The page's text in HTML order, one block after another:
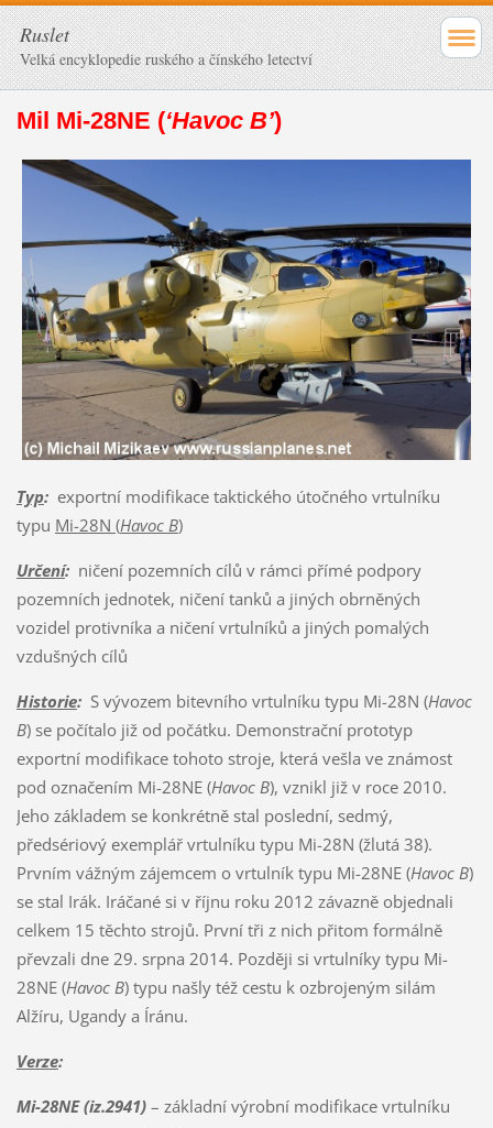
Ruslet
Velká encyklopedie ruského a čínského letectví
Mil Mi-28NE (‘Havoc B’)
Typ:exportní modifikace taktického útočného vrtulníku
typu Mi-28N (Havoc B)
Určení:ničení pozemních cílů v rámci přímé podpory
pozemních jednotek, ničení tanků a jiných obrněných
vozidel protivníka a ničení vrtulníků a jiných pomalých
vzdušných cílů
Historie:S vývozem bitevního vrtulníku typu Mi-28N (Havoc
B) se počítalo již od počátku. Demonstrační prototyp
exportní modifikace tohoto stroje, která vešla ve známost
pod označením Mi-28NE (Havoc B), vznikl již v roce 2010.
Jeho základem se konkrétně stal poslední, sedmý,
předsériový exemplář vrtulníku typu Mi-28N (žlutá 38).
Prvním vážným zájemcem o vrtulník typu Mi-28NE (Havoc B)
se stal Irák. Iráčané si v říjnu roku 2012 závazně objednali
celkem 15 těchto strojů. První tři z nich přitom formálně
převzali dne 29. srpna 2014. Později si vrtulníky typu Mi-
28NE (Havoc B) typu našly též cestu k ozbrojeným silám
Alžíru, Ugandy a Íránu.
Verze:
Mi-28NE (iz.2941) – základní výrobní modifikace vrtulníku